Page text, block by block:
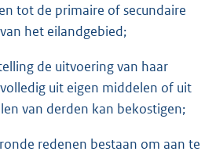
tot de primaire of secundaire
het eilandgebied;
de uitvoering van haar
uit eigen middelen of uit
van derden kan bekostigen;
redenen bestaan om aan te